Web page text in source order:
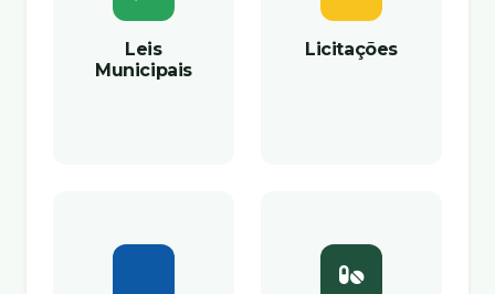
Leis
Municipais
Licitações